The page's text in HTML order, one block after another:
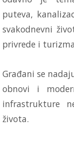
puteva,
svakodnevni
privrede i
Građani se
obnovi i
infrastrukture
života.